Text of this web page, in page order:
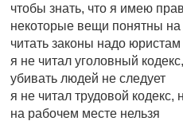
чтобы знать, что я имею
некоторые вещи понятны на
читать законы надо
я не читал уголовный
убивать людей не следует
я не читал трудовой кодекс,
на рабочем месте нельзя